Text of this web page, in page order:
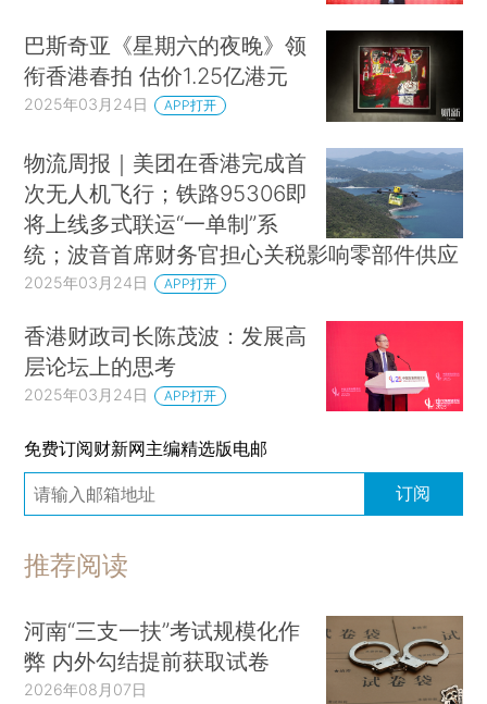
巴斯奇亚《星期六的夜晚》领
衔香港春拍 估价1.25亿港元
2025年03月24日 APP打开
物流周报｜美团在香港完成首
次无人机飞行；铁路95306即
将上线多式联运“一单制”系
统；波音首席财务官担心关税影响零部件供应
2025年03月24日 APP打开
香港财政司长陈茂波：发展高
层论坛上的思考
2025年03月24日 APP打开
免费订阅财新网主编精选版电邮
订阅
推荐阅读
河南“三支一扶”考试规模化作
弊 内外勾结提前获取试卷
2026年08月07日